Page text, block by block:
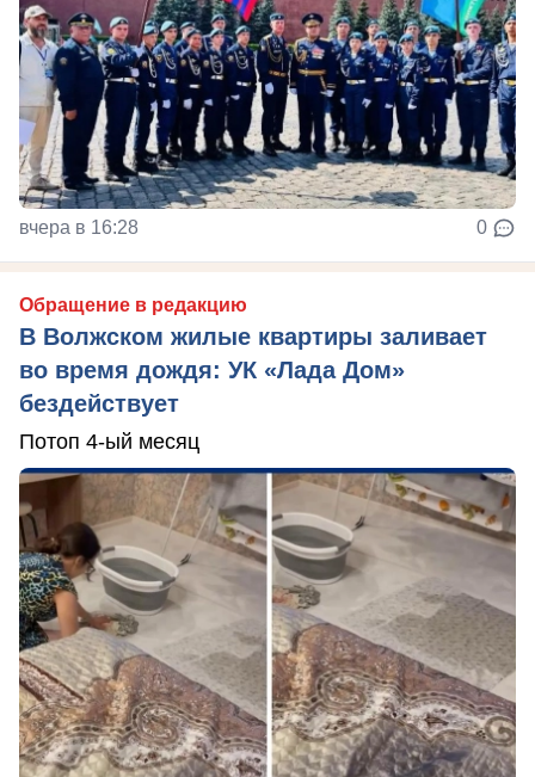
вчера в 16:28 0
Обращение в редакцию
В Волжском жилые квартиры заливает
во время дождя: УК «Лада Дом»
бездействует
Потоп 4-ый месяц